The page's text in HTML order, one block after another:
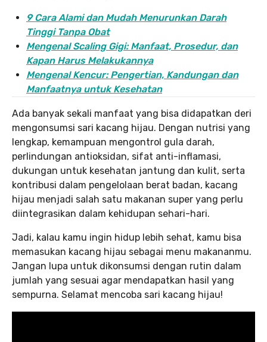
9 Cara Alami dan Mudah Menurunkan Darah
Tinggi Tanpa Obat
Mengenal Scaling Gigi: Manfaat, Prosedur, dan
Kapan Harus Melakukannya
Mengenal Kencur: Pengertian, Kandungan dan
Manfaatnya untuk Kesehatan
Ada banyak sekali manfaat yang bisa didapatkan deri
mengonsumsi sari kacang hijau. Dengan nutrisi yang
lengkap, kemampuan mengontrol gula darah,
perlindungan antioksidan, sifat anti-inflamasi,
dukungan untuk kesehatan jantung dan kulit, serta
kontribusi dalam pengelolaan berat badan, kacang
hijau menjadi salah satu makanan super yang perlu
diintegrasikan dalam kehidupan sehari-hari.
Jadi, kalau kamu ingin hidup lebih sehat, kamu bisa
memasukan kacang hijau sebagai menu makananmu.
Jangan lupa untuk dikonsumsi dengan rutin dalam
jumlah yang sesuai agar mendapatkan hasil yang
sempurna. Selamat mencoba sari kacang hijau!